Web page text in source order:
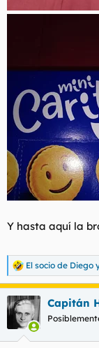
Y hasta aquí la
R
e
a
c
c
El socio de Diego
Capitán